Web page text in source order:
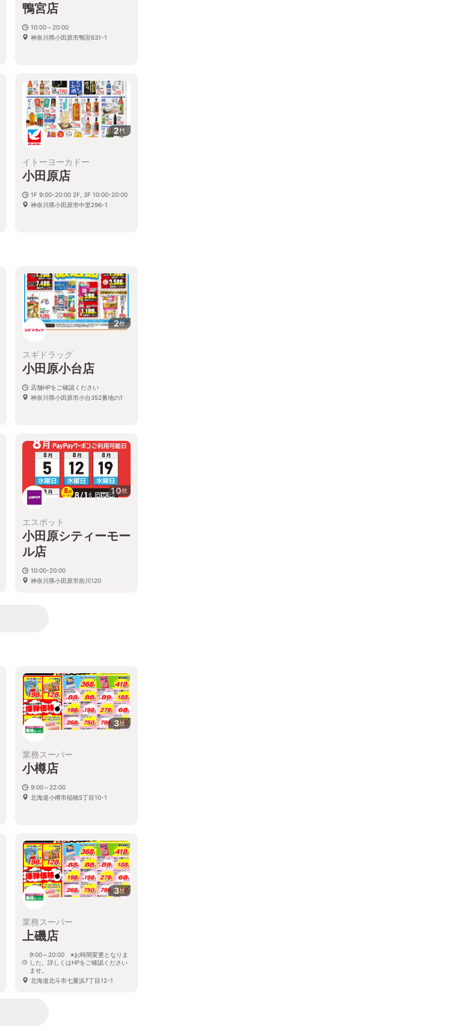
鴨宮店
10:00～20:00
神奈川県小田原市鴨宮631-1
2枚
イトーヨーカドー
小田原店
1F 9:00-20:00 2F, 3F 10:00-20:00
神奈川県小田原市中里296-1
2枚
スギドラッグ
小田原小台店
店舗HPをご確認ください
神奈川県小田原市小台352番地の1
10枚
エスポット
小田原シティーモー
ル店
10:00-20:00
神奈川県小田原市前川120
3枚
業務スーパー
小樽店
9:00～22:00
北海道小樽市稲穂5丁目10-1
3枚
業務スーパー
上磯店
9:00～20:00 ※お時間変更となりま
した。詳しくはHPをご確認ください
ませ。
北海道北斗市七重浜7丁目12-1